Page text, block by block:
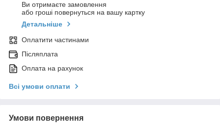
Ви отримаєте замовлення
або гроші повернуться на вашу картку
Детальніше
Оплатити частинами
Післяплата
Оплата на рахунок
Всі умови оплати
Умови повернення